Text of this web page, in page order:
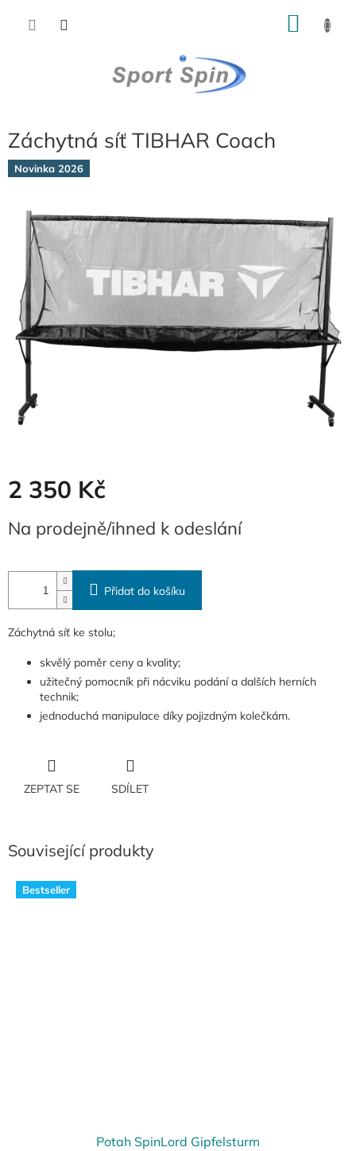
Záchytná síť TIBHAR Coach
Novinka 2026
2 350 Kč
cena:
Na prodejně/ihned k odeslání
Přidat do košíku
Záchytná síť ke stolu;
skvělý poměr ceny a kvality;
užitečný pomocník při nácviku podání a dalších herních
technik;
jednoduchá manipulace díky pojizdným kolečkám.
ZEPTAT SE SDÍLET
Související produkty
Bestseller
Potah SpinLord Gipfelsturm